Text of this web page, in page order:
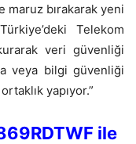
maruz bırakarak yeni
Telekom
veri güvenliği
veya bilgi güvenliği
yapıyor.”
ile